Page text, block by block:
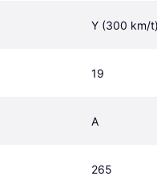
Y (300 km/
19
A
265